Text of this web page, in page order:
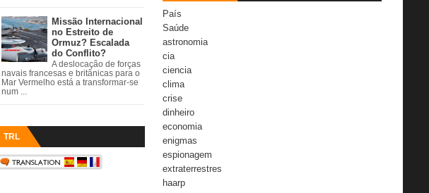
Missão Internacional
no Estreito de
Ormuz? Escalada
do Conflito?
A deslocação de forças
navais francesas e britânicas para o
Mar Vermelho está a transformar-se
num ...
TRL
País
Saúde
astronomia
cia
ciencia
clima
crise
dinheiro
economia
enigmas
espionagem
extraterrestres
haarp